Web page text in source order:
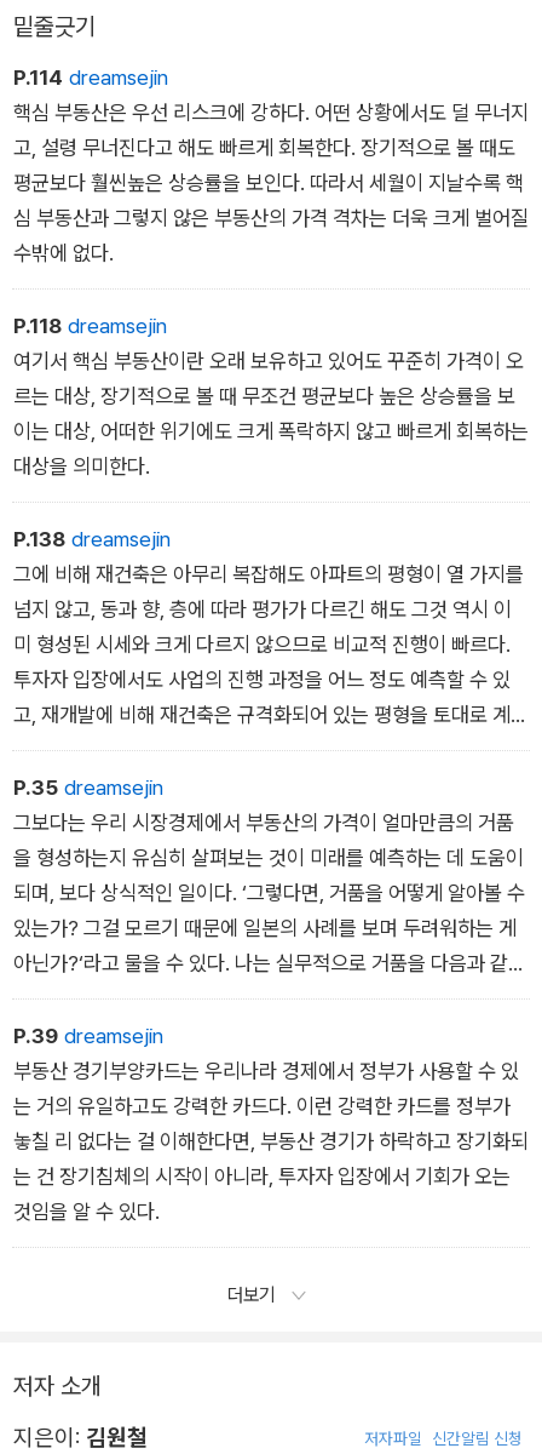
다 써버려 자금이 없다. 자금이 없으면 투자의 성패를 가르는 결
활황으로 넘어가는 결정적인 순간, 투자할 수 있는 자금을 반드시
준비하라. / 4장_투자 고수의 정석
밑줄긋기
P.114 dreamsejin
핵심 부동산은 우선 리스크에 강하다. 어떤 상황에서도 덜 무너지
고, 설령 무너진다고 해도 빠르게 회복한다. 장기적으로 볼 때도
평균보다 훨씬높은 상승률을 보인다. 따라서 세월이 지날수록 핵
심 부동산과 그렇지 않은 부동산의 가격 격차는 더욱 크게 벌어질
수밖에 없다.
P.118 dreamsejin
여기서 핵심 부동산이란 오래 보유하고 있어도 꾸준히 가격이 오
르는 대상, 장기적으로 볼 때 무조건 평균보다 높은 상승률을 보
이는 대상, 어떠한 위기에도 크게 폭락하지 않고 빠르게 회복하는
대상을 의미한다.
P.138 dreamsejin
그에 비해 재건축은 아무리 복잡해도 아파트의 평형이 열 가지를
넘지 않고, 동과 향, 층에 따라 평가가 다르긴 해도 그것 역시 이
미 형성된 시세와 크게 다르지 않으므로 비교적 진행이 빠르다.
투자자 입장에서도 사업의 진행 과정을 어느 정도 예측할 수 있
고, 재개발에 비해 재건축은 규격화되어 있는 평형을 토대로 계산
을 쉽게 할 수 있으므로 거래도 훨씬 쉽게 이뤄진다. 거래가 잘 된
다는 건 환금성이 있다는 걸 의미하므로 이는 가격 상승에도 긍정
적인 영향을 미친다. 따라서 재건축에 대해서는 반드시 관심을 갖
자. 다만, 투자 가치 있는 재건축 물건을 고르려면 시기, 본질적가
치, 가격을 반드시 고려해야 한다.
P.35 dreamsejin
그보다는 우리 시장경제에서 부동산의 가격이 얼마만큼의 거품
을 형성하는지 유심히 살펴보는 것이 미래를 예측하는 데 도움이
되며, 보다 상식적인 일이다. ‘그렇다면, 거품을 어떻게 알아볼 수
있는가? 그걸 모르기 때문에 일본의 사례를 보며 두려워하는 게
아닌가?‘라고 물을 수 있다. 나는 실무적으로 거품을 다음과 같은
요소에 따라 파악한다. 우선, 기간이다. ‘부동산 가격이 본격적으
로 상승한 지 얼마나 되었는가?‘ 상당 기간, 즉 5년 이상 지속적
으로 상승했다면 거품일 가능성이 크다. 두 번째는 가격이다. ‘가
격이 매스컴에서 회자될 정도로 올랐고, 또 그것이 광범위한가?‘
마지막 세 번째는 부동산에 대한 대중의 관심도이다. ‘부동산에
대해서는 전혀 관심도 없고 지식도 없던 사람이 부동산에 관심을
갖고 돈을 벌었다고 자랑하듯이 떠들거나 돈을 벌겠다고 덤비는
가?‘ 이때는 거품이 많이 형성되었다고 보면 된다.
P.39 dreamsejin
부동산 경기부양카드는 우리나라 경제에서 정부가 사용할 수 있
는 거의 유일하고도 강력한 카드다. 이런 강력한 카드를 정부가
놓칠 리 없다는 걸 이해한다면, 부동산 경기가 하락하고 장기화되
는 건 장기침체의 시작이 아니라, 투자자 입장에서 기회가 오는
것임을 알 수 있다.
더보기
저자 소개
지은이: 김원철 저자파일 신간알림 신청